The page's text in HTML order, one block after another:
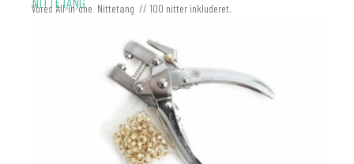
Vores All-in-one Nittetang // 100 nitter inkluderet.